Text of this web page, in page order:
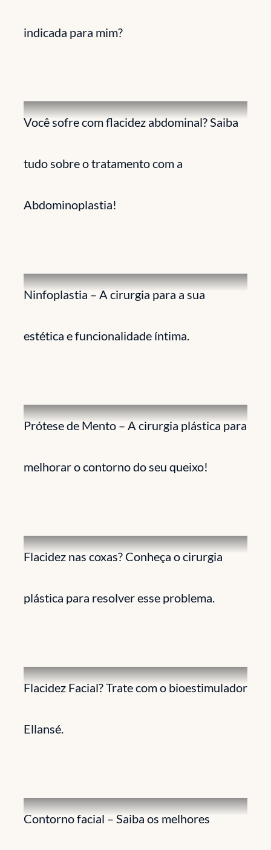
indicada para mim?
Você sofre com flacidez abdominal? Saiba
tudo sobre o tratamento com a
Abdominoplastia!
Ninfoplastia – A cirurgia para a sua
estética e funcionalidade íntima.
Prótese de Mento – A cirurgia plástica para
melhorar o contorno do seu queixo!
Flacidez nas coxas? Conheça o cirurgia
plástica para resolver esse problema.
Flacidez Facial? Trate com o bioestimulador
Ellansé.
Contorno facial – Saiba os melhores